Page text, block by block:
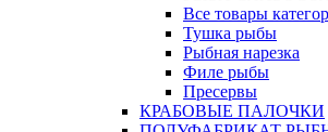
Все товары
Тушка рыбы
Рыбная нарезка
Филе рыбы
Пресервы
КРАБОВЫЕ ПАЛОЧКИ